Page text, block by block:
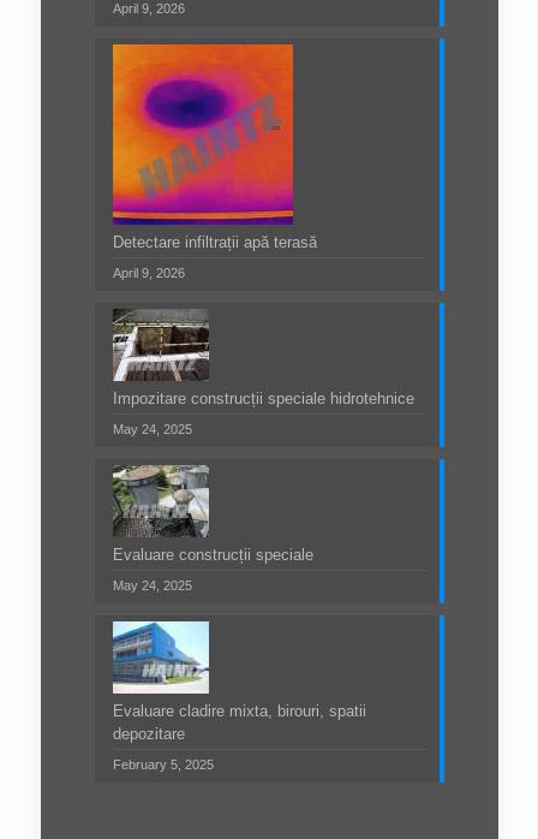
April 9, 2026
Detectare infiltrații apă terasă
April 9, 2026
Impozitare construcții speciale hidrotehnice
May 24, 2025
Evaluare construcții speciale
May 24, 2025
Evaluare cladire mixta, birouri, spatii
depozitare
February 5, 2025